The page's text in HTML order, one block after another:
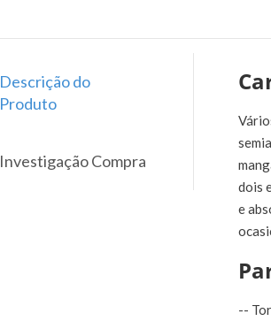
Descrição do
Produto
Investigação Compra
dois
e
--